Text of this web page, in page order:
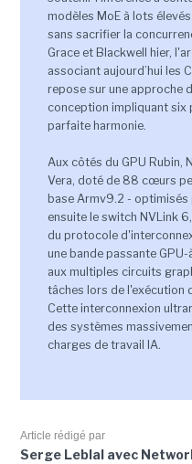
modèles MoE à lots
sans sacrifier la
Grace et Blackwell hier,
associant aujourd’hui les
repose sur une approche
conception impliquant six
parfaite harmonie.
Aux côtés du GPU Rubin,
Vera, doté de 88 cœurs
base Armv9.2 - optimisés
ensuite le switch NVLink
du protocole
une bande passante
aux multiples circuits
tâches lors de l'exécution
Cette interconnexion
des systèmes
charges de travail IA.
Article rédigé par
Serge Leblal avec